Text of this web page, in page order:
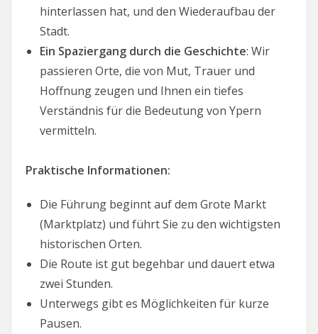
hinterlassen hat, und den Wiederaufbau der
Stadt.
Ein Spaziergang durch die Geschichte: Wir
passieren Orte, die von Mut, Trauer und
Hoffnung zeugen und Ihnen ein tiefes
Verständnis für die Bedeutung von Ypern
vermitteln.
Praktische Informationen:
Die Führung beginnt auf dem Grote Markt
(Marktplatz) und führt Sie zu den wichtigsten
historischen Orten.
Die Route ist gut begehbar und dauert etwa
zwei Stunden.
Unterwegs gibt es Möglichkeiten für kurze
Pausen.